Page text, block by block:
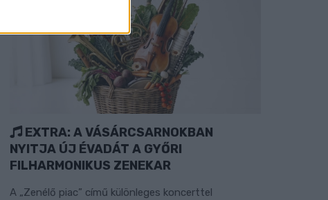
EXTRA: A VÁSÁRCSARNOKBAN
NYITJA ÚJ ÉVADÁT A GYŐRI
FILHARMONIKUS ZENEKAR
A „Zenélő piac” című különleges koncerttel